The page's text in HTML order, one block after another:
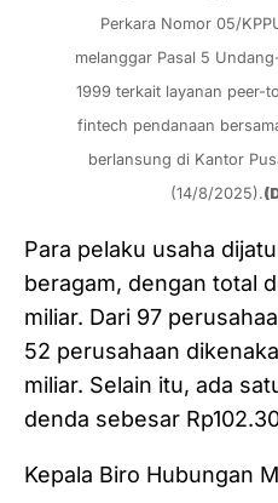
Perkara Nomor 05/
melanggar Pasal 5
1999 terkait layanan peer-
fintech pendanaan
berlansung di Kantor
(14/8/2025).
Para pelaku usaha
beragam, dengan total
miliar. Dari 97
52 perusahaan
miliar. Selain itu, ada
denda sebesar
Kepala Biro Hubungan